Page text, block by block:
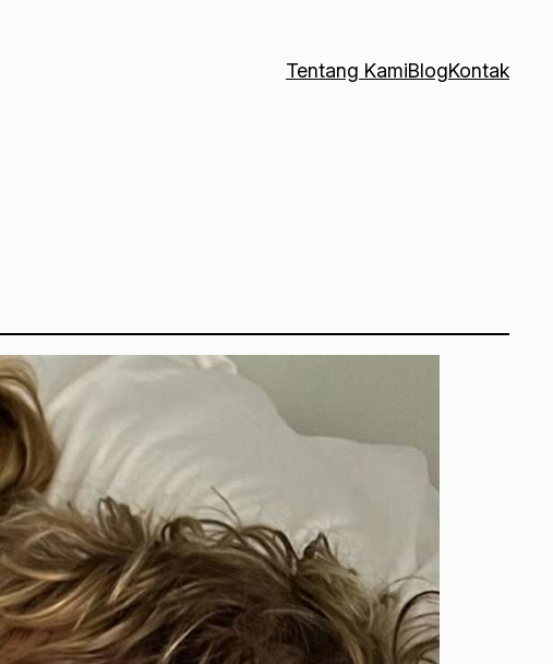
Tentang KamiBlogKontak